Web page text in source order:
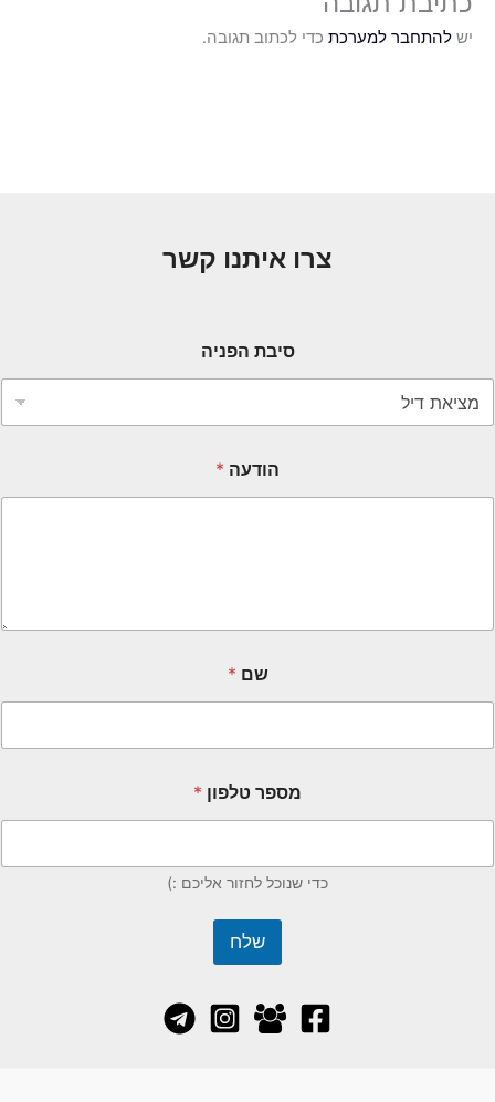
יש להתחבר למערכת כדי לכתוב תגובה.
צרו איתנו קשר
סיבת הפניה
הודעה *
שם *
מספר טלפון *
כדי שנוכל לחזור אליכם :)
שלח